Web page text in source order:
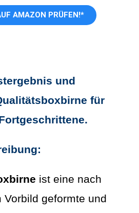
AMAZON PRÜFEN!*
und
für
ist eine nach
Vorbild geformte und